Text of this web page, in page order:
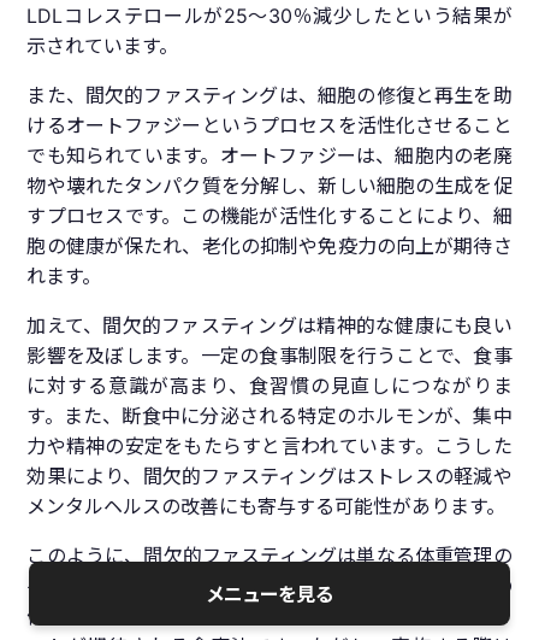
LDLコレステロールが25〜30％減少したという結果が
示されています。
また、間欠的ファスティングは、細胞の修復と再生を助
けるオートファジーというプロセスを活性化させること
でも知られています。オートファジーは、細胞内の老廃
物や壊れたタンパク質を分解し、新しい細胞の生成を促
すプロセスです。この機能が活性化することにより、細
胞の健康が保たれ、老化の抑制や免疫力の向上が期待さ
れます。
加えて、間欠的ファスティングは精神的な健康にも良い
影響を及ぼします。一定の食事制限を行うことで、食事
に対する意識が高まり、食習慣の見直しにつながりま
す。また、断食中に分泌される特定のホルモンが、集中
力や精神の安定をもたらすと言われています。こうした
効果により、間欠的ファスティングはストレスの軽減や
メンタルヘルスの改善にも寄与する可能性があります。
このように、間欠的ファスティングは単なる体重管理の
手段を超え、代謝改善、心臓血管系の健康促進、細胞の
修復、そして精神的健康の向上といった多方面でのメリ
メニューを見る